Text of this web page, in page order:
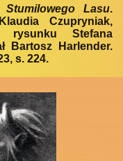
Lasu.
Czupryniak,
rysunku Stefana
Bartosz Harlender.
s. 224.